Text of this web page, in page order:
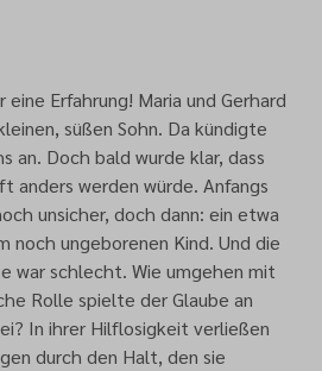
Erfahrung! Maria und Gerhard
süßen Sohn. Da kündigte
an. Doch bald wurde klar, dass
anders werden würde. Anfangs
unsicher, doch dann: ein etwa
noch ungeborenen Kind. Und die
war schlecht. Wie umgehen mit
Rolle spielte der Glaube an
In ihrer Hilflosigkeit verließen
durch den Halt, den sie